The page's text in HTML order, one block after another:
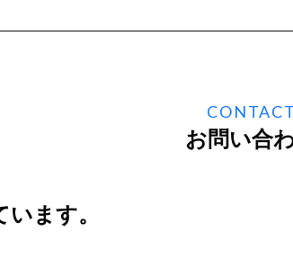
CONTACT
お問い合
ます。